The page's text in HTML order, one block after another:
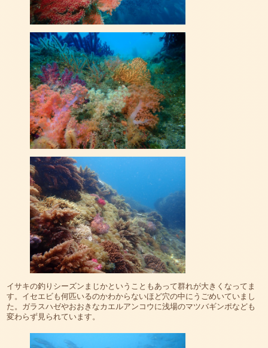
イサキの釣りシーズンまじかということもあって群れが大きくなってま
す。イセエビも何匹いるのかわからないほど穴の中にうごめいていまし
た。ガラスハゼやおおきなカエルアンコウに浅場のマツバギンポなども
変わらず見られています。